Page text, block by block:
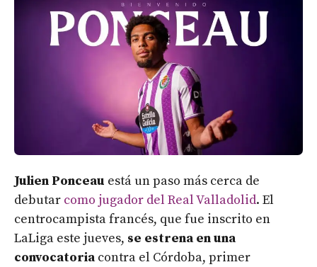
Julien Ponceau está un paso más cerca de
debutar como jugador del Real Valladolid. El
centrocampista francés, que fue inscrito en
LaLiga este jueves, se estrena en una
convocatoria contra el Córdoba, primer